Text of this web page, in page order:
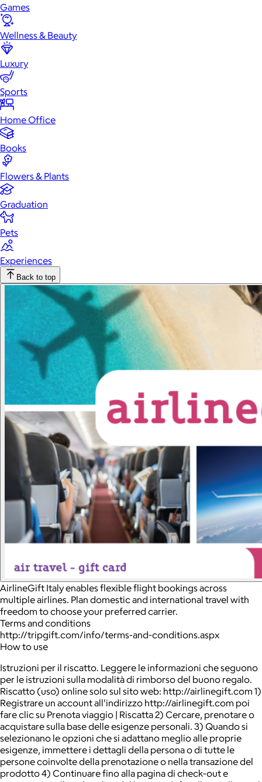
Games
Wellness & Beauty
Luxury
Sports
Home Office
Books
Flowers & Plants
Graduation
Pets
Experiences
Back to top
AirlineGift Italy enables flexible flight bookings across
multiple airlines. Plan domestic and international travel with
freedom to choose your preferred carrier.
Terms and conditions
http://tripgift.com/info/terms-and-conditions.aspx
How to use
Istruzioni per il riscatto. Leggere le informazioni che seguono
per le istruzioni sulla modalità di rimborso del buono regalo.
Riscatto (uso) online solo sul sito web: http://airlinegift.com 1)
Registrare un account all'indirizzo http://airlinegift.com poi
fare clic su Prenota viaggio | Riscatta 2) Cercare, prenotare o
acquistare sulla base delle esigenze personali. 3) Quando si
selezionano le opzioni che si adattano meglio alle proprie
esigenze, immettere i dettagli della persona o di tutte le
persone coinvolte della prenotazione o nella transazione del
prodotto 4) Continuare fino alla pagina di check-out e